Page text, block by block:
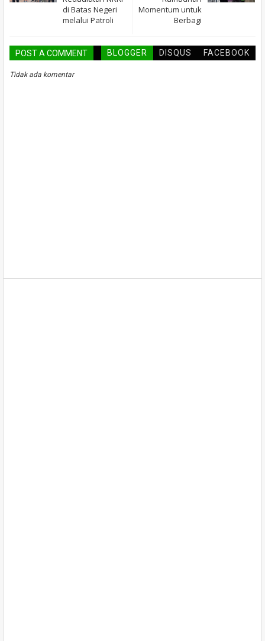
Momentum untuk
Berbagi
di Batas Negeri
melalui Patroli
POST A COMMENT BLOGGER DISQUS FACEBOOK
Tidak ada komentar